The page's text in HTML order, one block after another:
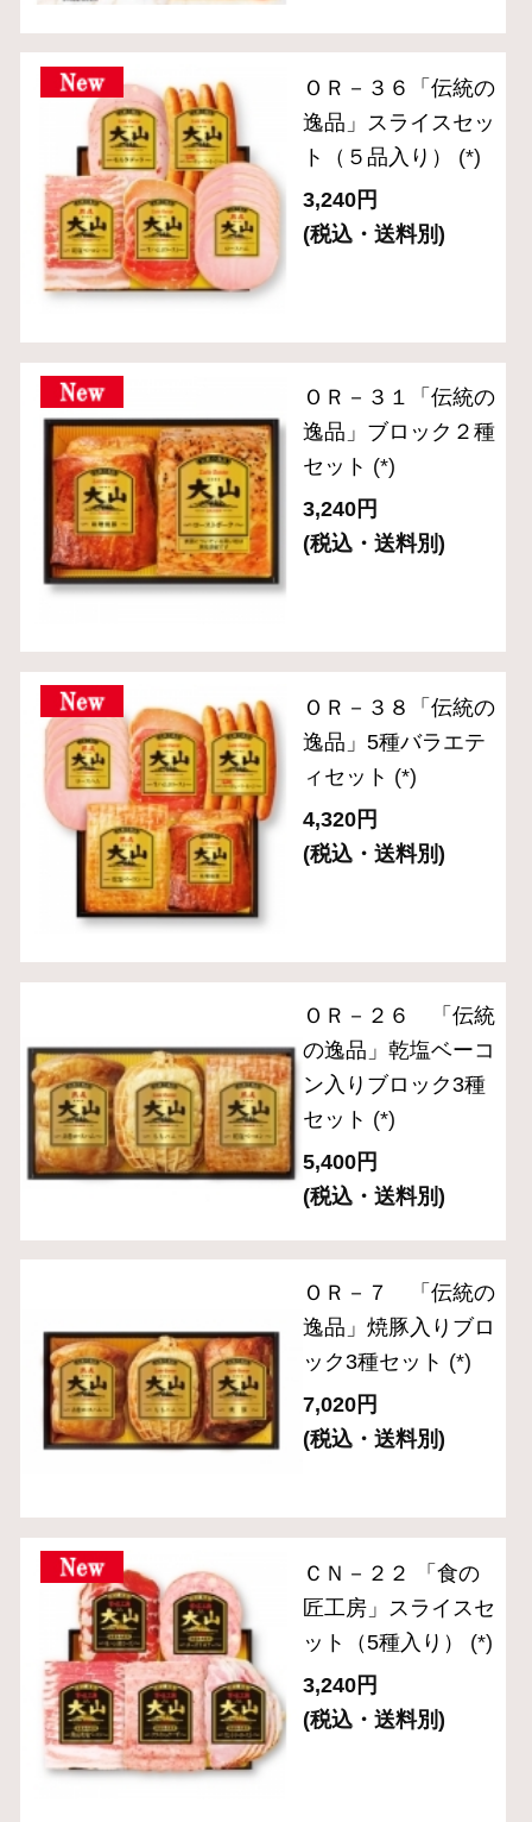
3,240円
ＣＮ－２３「食の匠
工房」スライスセッ
ト（6種７品入り）
(*)
4,320円
工房」ローストビー
フ入りセット （7種
入り）(*)
10,800円
(税込・送料別)
1 2 次へ
商品を探す
ギフトセレクション
食の匠工房シリーズ
送料無料セット
ご自宅用セット
ベーコン
ソーセージ・ドライソーセージ（サラミ）
バラエティ （焼豚・その他）
ギフトセット 3,000円～
ギフトセット 5,000円～
ギフトセット 8,000円～
単品おとりよせ 1,000円～
単品おとりよせ 2,000円～